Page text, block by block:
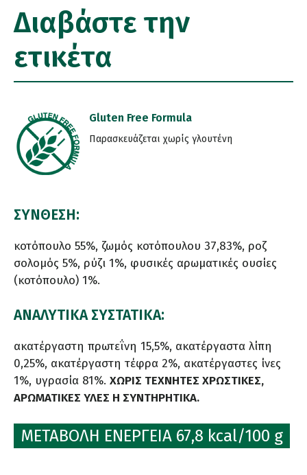
Διαβάστε την
ετικέτα
Gluten Free Formula
Παρασκευάζεται χωρίς γλουτένη
ΣΥΝΘΕΣΗ:
κοτόπουλο 55%, ζωμός κοτόπουλου 37,83%, ροζ
σολομός 5%, ρύζι 1%, φυσικές αρωματικές ουσίες
(κοτόπουλο) 1%.
ΑΝΑΛΥΤΙΚΑ ΣΥΣΤΑΤΙΚΑ:
ακατέργαστη πρωτεΐνη 15,5%, ακατέργαστα λίπη
0,25%, ακατέργαστη τέφρα 2%, ακατέργαστες ίνες
1%, υγρασία 81%. ΧΩΡΙΣ ΤΕΧΝΗΤΕΣ ΧΡΩΣΤΙΚΕΣ,
ΑΡΩΜΑΤΙΚΕΣ ΥΛΕΣ Η ΣΥΝΤΗΡΗΤΙΚΑ.
ΜΕΤΑΒΟΛΗ ΕΝΕΡΓΕΙΑ 67,8 kcal/100 g